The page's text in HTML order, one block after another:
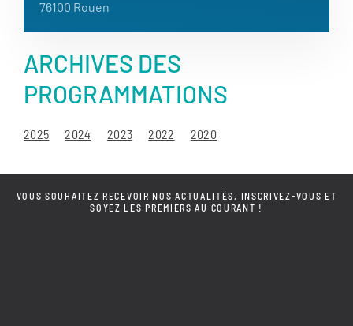
76100 Rouen
ARCHIVES DES
PROGRAMMATIONS
2025 2024 2023 2022 2020
VOUS SOUHAITEZ RECEVOIR NOS ACTUALITÉS, INSCRIVEZ-VOUS ET
SOYEZ LES PREMIERS AU COURANT !